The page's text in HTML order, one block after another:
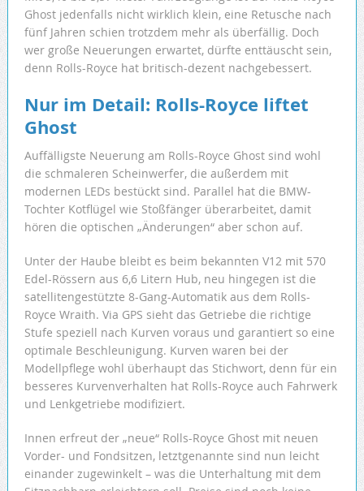
Ghost jedenfalls nicht wirklich klein, eine Retusche nach
fünf Jahren schien trotzdem mehr als überfällig. Doch
wer große Neuerungen erwartet, dürfte enttäuscht sein,
denn Rolls-Royce hat britisch-dezent nachgebessert.
Nur im Detail: Rolls-Royce liftet
Ghost
Auffälligste Neuerung am Rolls-Royce Ghost sind wohl
die schmaleren Scheinwerfer, die außerdem mit
modernen LEDs bestückt sind. Parallel hat die BMW-
Tochter Kotflügel wie Stoßfänger überarbeitet, damit
hören die optischen „Änderungen“ aber schon auf.
Unter der Haube bleibt es beim bekannten V12 mit 570
Edel-Rössern aus 6,6 Litern Hub, neu hingegen ist die
satellitengestützte 8-Gang-Automatik aus dem Rolls-
Royce Wraith. Via GPS sieht das Getriebe die richtige
Stufe speziell nach Kurven voraus und garantiert so eine
optimale Beschleunigung. Kurven waren bei der
Modellpflege wohl überhaupt das Stichwort, denn für ein
besseres Kurvenverhalten hat Rolls-Royce auch Fahrwerk
und Lenkgetriebe modifiziert.
Innen erfreut der „neue“ Rolls-Royce Ghost mit neuen
Vorder- und Fondsitzen, letztgenannte sind nun leicht
einander zugewinkelt – was die Unterhaltung mit dem